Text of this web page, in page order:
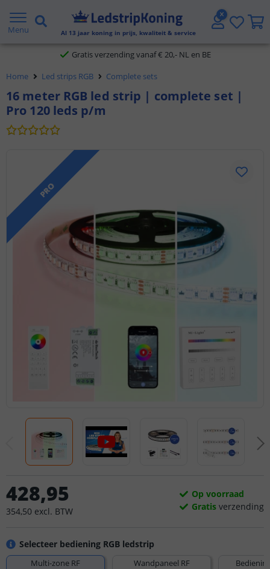
Menu Al 13 jaar koning in prijs, kwaliteit & service
5 jaar garantie
Gratis verzending vanaf € 20,- NL en BE
Klantbeoordeling 9.1
Voor 23:45 uur besteld, morgen in huis
Home Led strips RGB Complete sets
16 meter RGB led strip | complete set |
Pro 120 leds p/m
PRO
Selecteer bediening RGB ledstrip
Multi-zone RF Wandpaneel RF
428,95
354,50 excl. BTW
Op voorraad
Gratis verzending